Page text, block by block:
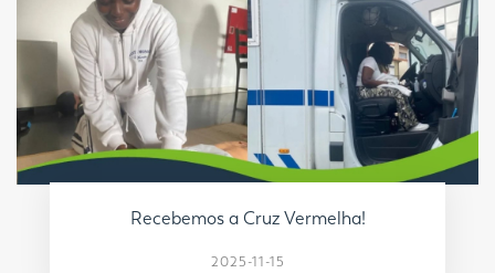
Recebemos a Cruz Vermelha!
2025-11-15